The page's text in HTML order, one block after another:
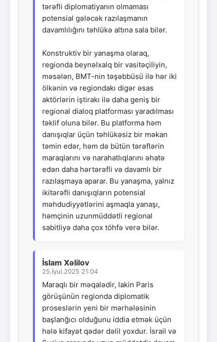
tərəfli diplomatiyanın olmaması
potensial gələcək razılaşmanın
davamlılığını təhlükə altına sala bilər.
Konstruktiv bir yanaşma olaraq,
regionda beynəlxalq bir vasitəçiliyin,
məsələn, BMT-nin təşəbbüsü ilə hər iki
ölkənin və regiondakı digər əsas
aktörlərin iştirakı ilə daha geniş bir
regional dialoq platforması yaradılması
təklif oluna bilər. Bu platforma həm
danışıqlar üçün təhlükəsiz bir məkan
təmin edər, həm də bütün tərəflərin
maraqlarını və narahatlıqlarını əhatə
edən daha hərtərəfli və davamlı bir
razılaşmaya aparar. Bu yanaşma, yalnız
ikitərəfli danışıqların potensial
məhdudiyyətlərini aşmaqla yanaşı,
həmçinin uzunmüddətli regional
sabitliyə daha çox töhfə verə bilər.
İslam Xəlilov
25.İyul.2025 21:04
Maraqlı bir məqalədir, lakin Paris
görüşünün regionda diplomatik
proseslərin yeni bir mərhələsinin
başlanğıcı olduğunu iddia etmək üçün
hələ kifayət qədər dəlil yoxdur. İsrail və